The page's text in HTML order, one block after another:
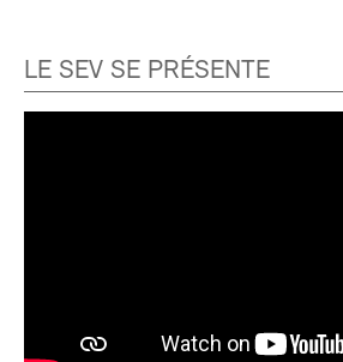
LE SEV SE PRÉSENTE